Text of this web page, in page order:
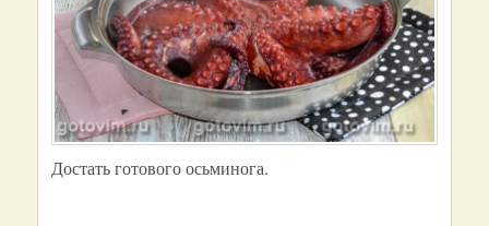
Достать готового осьминога.